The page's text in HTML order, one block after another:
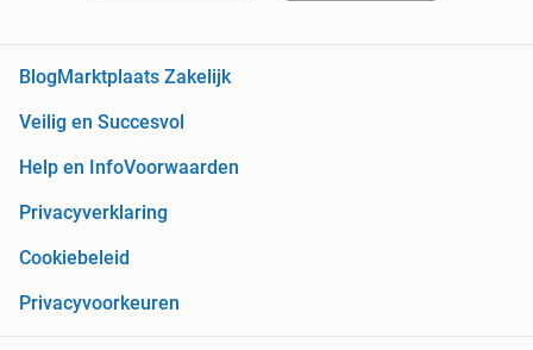
BlogMarktplaats Zakelijk
Veilig en Succesvol
Help en InfoVoorwaarden
Privacyverklaring
Cookiebeleid
Privacyvoorkeuren